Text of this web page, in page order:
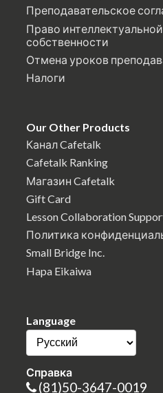
Преподавательское
Право интеллектуальной
собственности
Отмена уроков
Налоги
Our Other Products
Канал Cafetalk
Cafetalk Ranking
Магазин Cafetalk
Gift Card
Lesson Collaboration
Политика
Small Bridge Inc.
Hapa Eikaiwa
Language
Справка
(81)50-3647-0019